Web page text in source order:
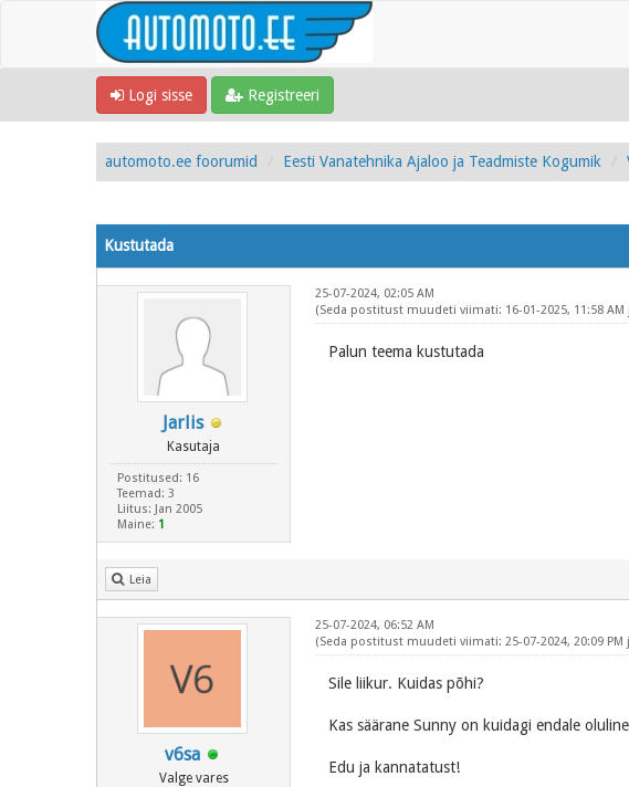
Logi sisse Registreeri
automoto.ee foorumid Eesti Vanatehnika Ajaloo ja Teadmiste Kogumik
Kustutada
Jarlis
Kasutaja
Postitused: 16
Teemad: 3
Liitus: Jan 2005
Maine: 1
25-07-2024, 02:05 AM
(Seda postitust muudeti viimati: 16-01-2025, 11:58
Palun teema kustutada
Leia
v6sa
Valge vares
25-07-2024, 06:52 AM
(Seda postitust muudeti viimati: 25-07-2024, 20:09
Sile liikur. Kuidas põhi?
Kas säärane Sunny on kuidagi endale
Edu ja kannatatust!